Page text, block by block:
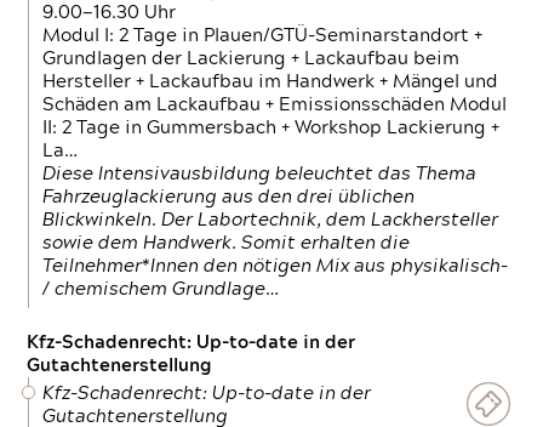
9.00—16.30 Uhr
Modul I: 2 Tage in Plauen/GTÜ-Seminarstandort +
Grundlagen der Lackierung + Lackaufbau beim
Hersteller + Lackaufbau im Handwerk + Mängel und
Schäden am Lackaufbau + Emissionsschäden Modul
II: 2 Tage in Gummersbach + Workshop Lackierung +
La…
Diese Intensivausbildung beleuchtet das Thema
Fahrzeuglackierung aus den drei üblichen
Blickwinkeln. Der Labortechnik, dem Lackhersteller
sowie dem Handwerk. Somit erhalten die
Teilnehmer*Innen den nötigen Mix aus physikalisch-
/ chemischem Grundlage…
Kfz-Schadenrecht: Up-to-date in der
Gutachtenerstellung
Kfz-Schadenrecht: Up-to-date in der
Gutachtenerstellung